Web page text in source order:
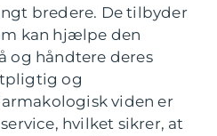
bredere. De tilbyder
kan hjælpe den
og håndtere deres
og
viden er
hvilket sikrer, at